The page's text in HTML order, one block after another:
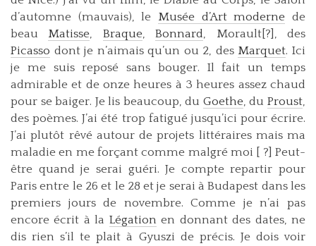
d’automne (mauvais), le Musée d’Art moderne de
beau Matisse, Braque,Bonnard, Morault[?], des
Picasso dont je n’aimais qu’un ou 2, des Marquet. Ici
je me suis reposé sans bouger. Il fait un temps
admirable et de onze heures à 3 heures assez chaud
pour se baiger. Je lis beaucoup, du Goethe, duProust,
des poèmes. J’ai été trop fatigué jusqu’ici pour écrire.
J’ai plutôt rêvé autour de projets littéraires mais ma
maladie en me forçant comme malgré moi [ ?] Peut-
être quand je serai guéri. Je compte repartir pour
Paris entre le 26 et le 28 et je serai à Budapest dans les
premiers jours de novembre. Comme je n’ai pas
encore écrit à la Légation en donnant des dates, ne
dis rien s’il te plait à Gyuszi de précis. Je dois voir